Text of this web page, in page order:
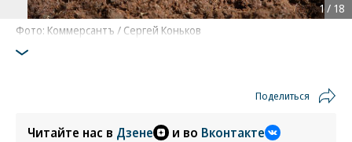
Фото: Коммерсантъ / Сергей Коньков
1/ 18
Поделиться
Читайте нас в Дзене и во Вконтакте